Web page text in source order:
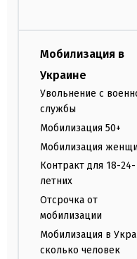
Мобилизация в
Украине
Увольнение с
службы
Мобилизация 50+
Мобилизация
Контракт для 18-24-
летних
Отсрочка от
мобилизации
Мобилизация в
сколько человек